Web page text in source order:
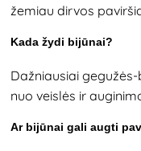
žemiau dirvos
Kada žydi bijūnai?
Dažniausiai
nuo veislės ir
Ar bijūnai gali augti